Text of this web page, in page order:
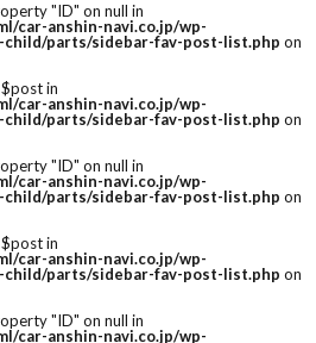
"ID" on null in
car-anshin-navi.co.jp/wp-
parts/sidebar-fav-post-list.php on
in
car-anshin-navi.co.jp/wp-
parts/sidebar-fav-post-list.php on
"ID" on null in
car-anshin-navi.co.jp/wp-
parts/sidebar-fav-post-list.php on
in
car-anshin-navi.co.jp/wp-
parts/sidebar-fav-post-list.php on
"ID" on null in
car-anshin-navi.co.jp/wp-